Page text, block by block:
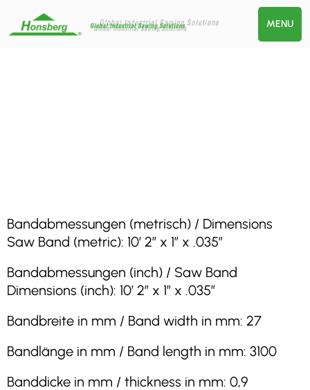
MENU
Bandabmessungen (metrisch) / Dimensions
Saw Band (metric): 10′ 2″ x 1″ x .035″
Bandabmessungen (inch) / Saw Band
Dimensions (inch): 10′ 2″ x 1″ x .035″
Bandbreite in mm / Band width in mm: 27
Bandlänge in mm / Band length in mm: 3100
Banddicke in mm / thickness in mm: 0,9